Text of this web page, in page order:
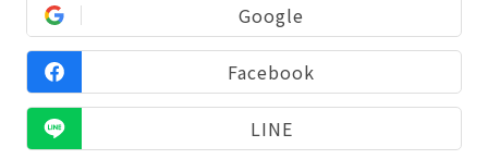
Google
Facebook
LINE